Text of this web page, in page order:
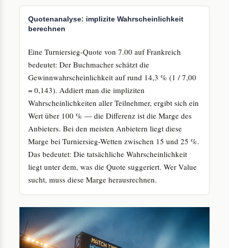
Quotenanalyse: implizite Wahrscheinlichkeit
berechnen
Eine Turniersieg-Quote von 7.00 auf Frankreich
bedeutet: Der Buchmacher schätzt die
Gewinnwahrscheinlichkeit auf rund 14,3 % (1 / 7,00
= 0,143). Addiert man die impliziten
Wahrscheinlichkeiten aller Teilnehmer, ergibt sich ein
Wert über 100 % — die Differenz ist die Marge des
Anbieters. Bei den meisten Anbietern liegt diese
Marge bei Turniersieg-Wetten zwischen 15 und 25 %.
Das bedeutet: Die tatsächliche Wahrscheinlichkeit
liegt unter dem, was die Quote suggeriert. Wer Value
sucht, muss diese Marge herausrechnen.